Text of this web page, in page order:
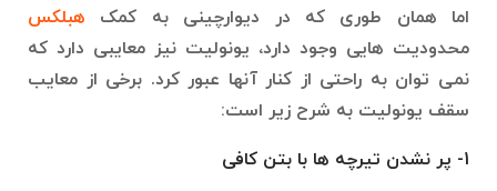
اما همان طوری که در دیوارچینی به کمک هبلکس
محدودیت هایی وجود دارد، یونولیت نیز معایبی دارد که
نمی توان به راحتی از کنار آنها عبور کرد. برخی از معایب
سقف یونولیت به شرح زیر است:
1- پر نشدن تیرچه ها با بتن کافی